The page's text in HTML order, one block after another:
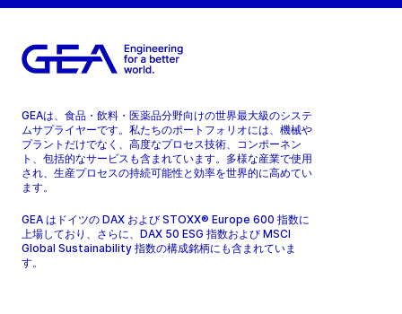
GEAは、食品・飲料・医薬品分野向けの世界最大級のシステ
ムサプライヤーです。私たちのポートフォリオには、機械や
プラントだけでなく、高度なプロセス技術、コンポーネン
ト、包括的なサービスも含まれています。多様な産業で使用
され、生産プロセスの持続可能性と効率を世界的に高めてい
ます。
GEA はドイツの DAX および STOXX® Europe 600 指数に
上場しており、さらに、DAX 50 ESG 指数および MSCI
Global Sustainability 指数の構成銘柄にも含まれていま
す。